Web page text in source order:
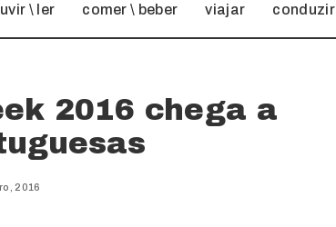
\ ler comer \ beber viajar conduzir
2016 chega a
2016